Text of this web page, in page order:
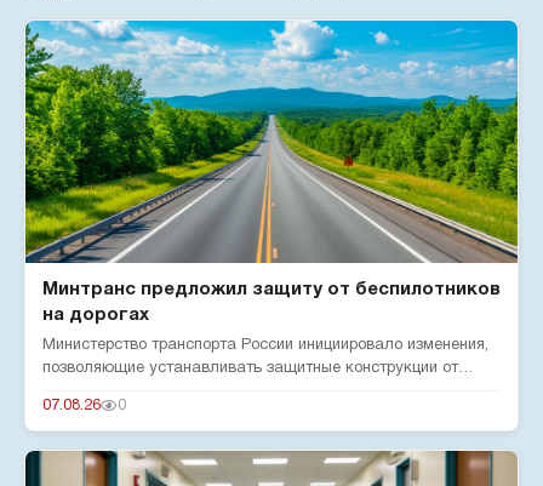
Минтранс предложил защиту от беспилотников
на дорогах
Министерство транспорта России инициировало изменения,
позволяющие устанавливать защитные конструкции от
07.08.26 0